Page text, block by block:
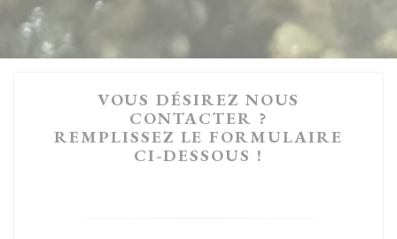
VOUS DÉSIREZ NOUS
CONTACTER ?
REMPLISSEZ LE FORMULAIRE
CI-DESSOUS !